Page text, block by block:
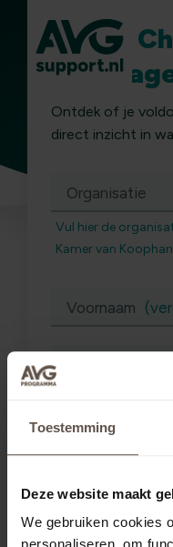
Toestemming
Deze website maakt
We gebruiken cookies
Gratis
Ontdek of je
direct inzicht in
Organisatie
Vul hier de
Kamer van
Voornaam
Telefoon
gegevens nodig
nemen over onze
ook ons